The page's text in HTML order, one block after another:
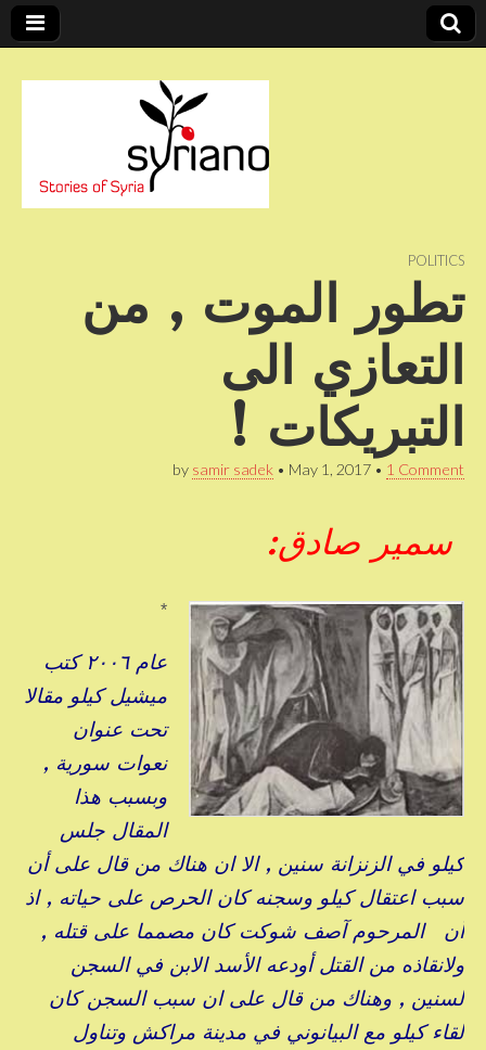
POLITICS
تطور الموت , من
التعازي الى
التبريكات !
by samir sadek • May 1, 2017 • 1 Comment
سمير صادق:
*
عام ٢٠٠٦ كتب
ميشيل كيلو مقالا
تحت عنوان
نعوات سورية ,
وبسبب هذا
المقال جلس
كيلو في الزنزانة سنين , الا ان هناك من قال على أن
سبب اعتقال كيلو وسجنه كان الحرص على حياته , اذ
أن المرحوم آصف شوكت كان مصمما على قتله ,
ولانقاذه من القتل أودعه الأسد الابن في السجن
لسنين , وهناك من قال على ان سبب السجن كان
لقاء كيلو مع البيانوني في مدينة مراكش وتناول